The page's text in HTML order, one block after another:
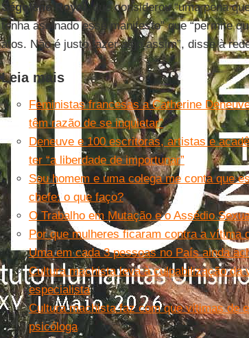
Ségolène Royal, que considerou “uma pena
tenha assinado esse manifesto” que “permite
atos. Não é justo fazer algo assim”, disse à
Leia mais
Feministas francesas a Catherine
têm razão de se inquietar”
Deneuve e 100 escritoras, artistas e
ter “a liberdade de importunar”
Sou homem e uma colega me conta que
chefe: o que faço?
O Trabalho em Mutação e o Assédio
Por que mulheres ficaram contra a vítima
Uma em cada 3 pessoas no País ainda
Cultura machista leva à culpabilização
especialista
Cultura machista faz com que vítimas de
psicóloga